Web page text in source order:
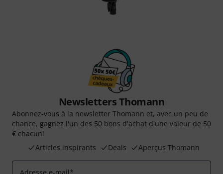
Newsletters Thomann
Abonnez-vous à la newsletter Thomann et, avec un peu de
chance, gagnez l'un des 50 bons d'achat d'une valeur de 50
€ chacun!
Articles inspirants
Deals Aperçus Thomann